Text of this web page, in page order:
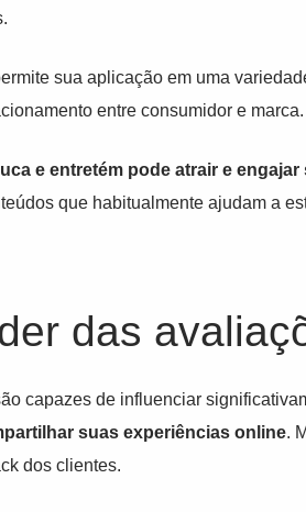
sua aplicação em uma
entre consumidor e marca.
e entretém pode atrair e
que habitualmente ajudam a
das
capazes de influenciar
suas experiências online.
dos clientes.